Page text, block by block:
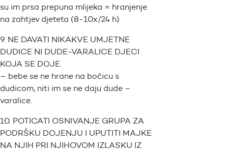
su im prsa prepuna mlijeka = hranjenje
na zahtjev djeteta (8-10x/24 h)
9. NE DAVATI NIKAKVE UMJETNE
DUDICE NI DUDE-VARALICE DJECI
KOJA SE DOJE.
– bebe se ne hrane na bočicu s
dudicom, niti im se ne daju dude –
varalice.
10. POTICATI OSNIVANJE GRUPA ZA
PODRŠKU DOJENJU I UPUTITI MAJKE
NA NJIH PRI NJIHOVOM IZLASKU IZ